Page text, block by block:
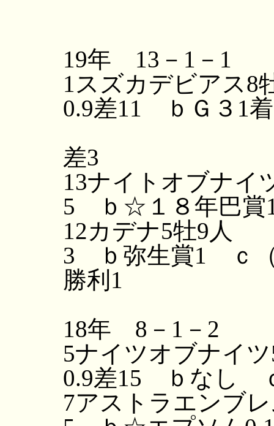
19年 13－1－1
1スズカデビアス8
0.9差11 ｂＧ３1
差3
13ナイトオブナイ
5 ｂ☆１８年巴
12カデナ5牡9
3 ｂ弥生賞1 ｃ（
勝利1
18年 8－1－2
5ナイツオブナイ
0.9差15 ｂなし
7アストラエンブ